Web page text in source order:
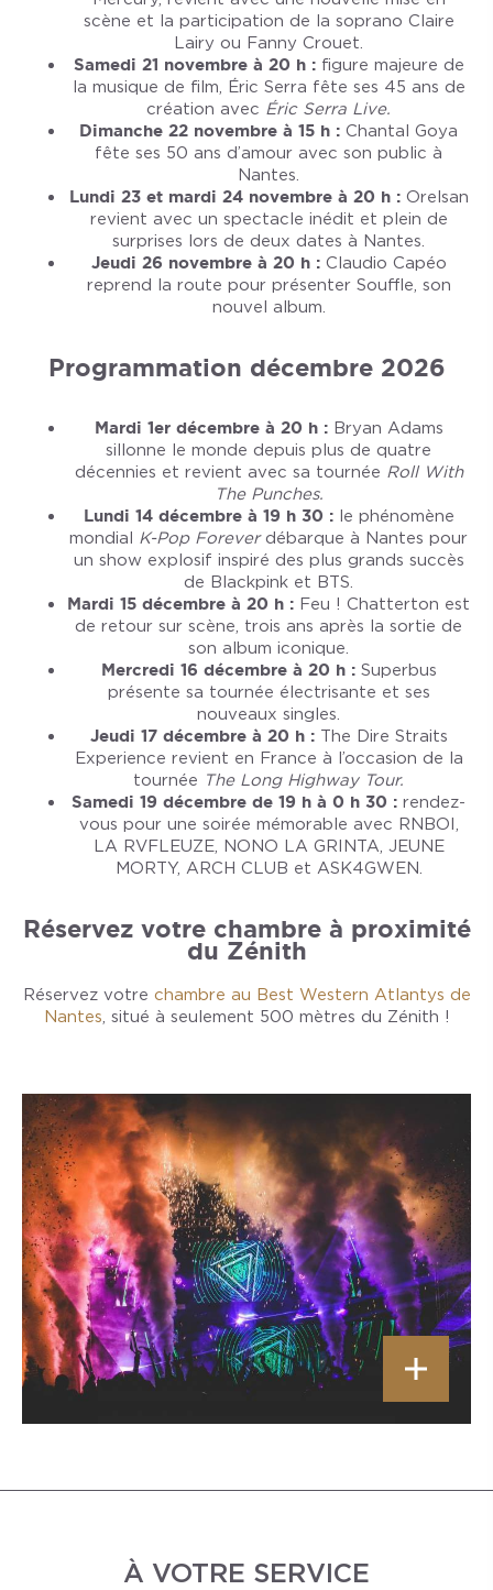
scène et la participation de la soprano Claire
Lairy ou Fanny Crouet.
Samedi 21 novembre à 20 h : figure majeure de
la musique de film, Éric Serra fête ses 45 ans de
création avec Éric Serra Live.
Dimanche 22 novembre à 15 h : Chantal Goya
fête ses 50 ans d’amour avec son public à
Nantes.
Lundi 23 et mardi 24 novembre à 20 h : Orelsan
revient avec un spectacle inédit et plein de
surprises lors de deux dates à Nantes.
Jeudi 26 novembre à 20 h : Claudio Capéo
reprend la route pour présenter Souffle, son
nouvel album.
Programmation décembre 2026
Mardi 1er décembre à 20 h : Bryan Adams
sillonne le monde depuis plus de quatre
décennies et revient avec sa tournée Roll With
The Punches.
Lundi 14 décembre à 19 h 30 : le phénomène
mondial K-Pop Foreverdébarque à Nantes pour
un show explosif inspiré des plus grands succès
de Blackpink et BTS.
Mardi 15 décembre à 20 h : Feu ! Chatterton est
de retour sur scène, trois ans après la sortie de
son album iconique.
Mercredi 16 décembre à 20 h : Superbus
présente sa tournée électrisante et ses
nouveaux singles.
Jeudi 17 décembre à 20 h : The Dire Straits
Experience revient en France à l’occasion de la
tournée The Long Highway Tour.
Samedi 19 décembre de 19 h à 0 h 30 : rendez-
vous pour une soirée mémorable avec RNBOI,
LA RVFLEUZE, NONO LA GRINTA, JEUNE
MORTY, ARCH CLUB et ASK4GWEN.
Réservez votre chambre à proximité
du Zénith
Réservez votre chambre au Best Western Atlantys de
Nantes, situé à seulement 500 mètres du Zénith !
À VOTRE SERVICE